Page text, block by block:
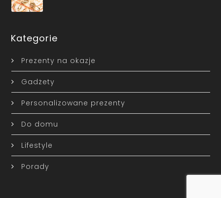
Kategorie
Prezenty na okazje
Gadżety
Personalizowane prezenty
Do domu
Lifestyle
Porady